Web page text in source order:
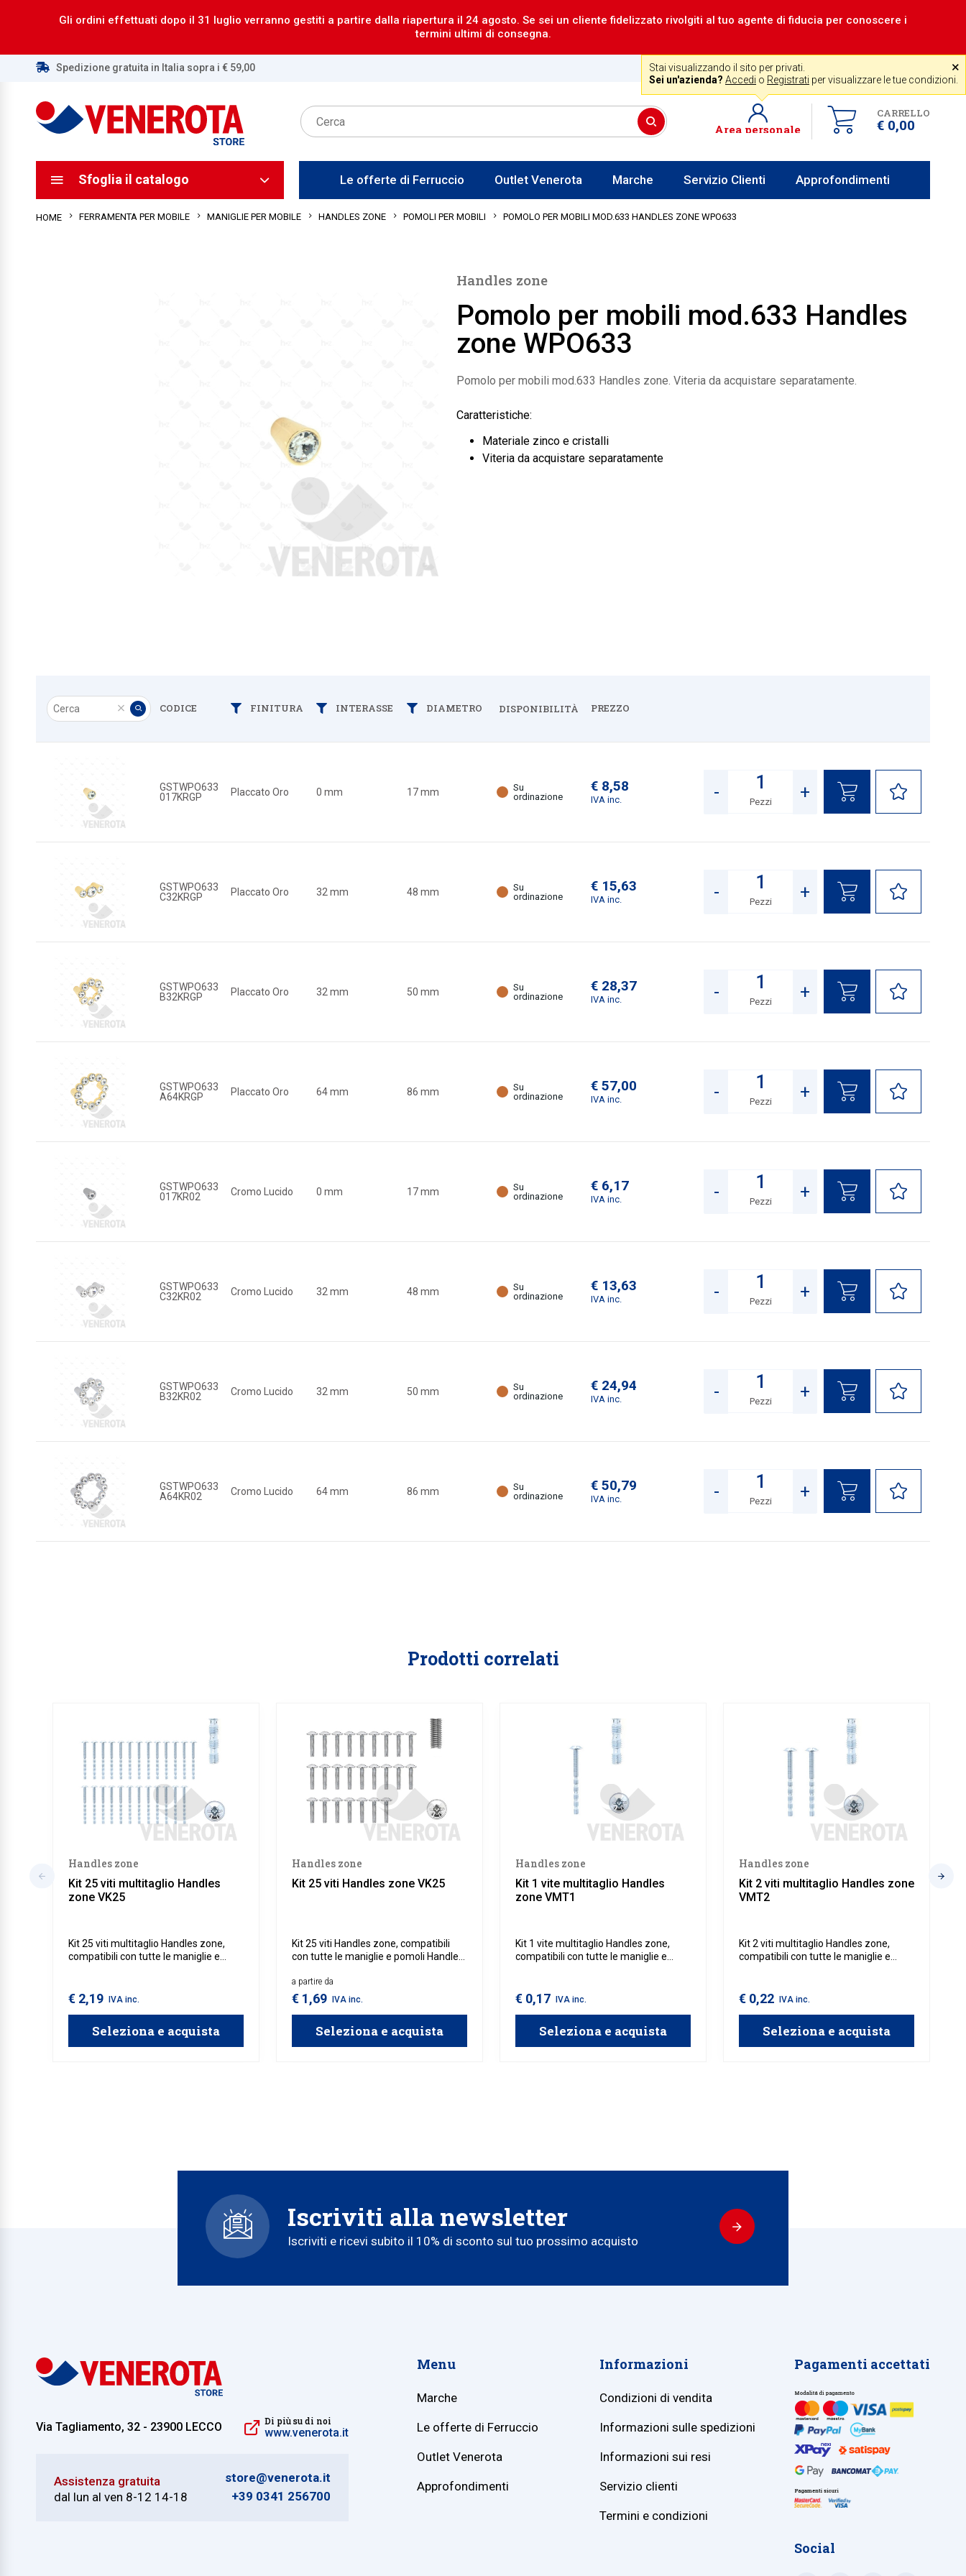
Gli ordini effettuati dopo il 31 luglio verranno gestiti a partire dalla riapertura il 24 agosto. Se sei un cliente fidelizzato rivolgiti al tuo agente di fiducia per conoscere i
termini ultimi di consegna.
Spedizione gratuita in Italia sopra i € 59,00 Assistenza gratuita
dal lun al ven 8-12 14-18 +39 0341 256700 ˟
Stai visualizzando il sito per privati.
Sei un'azienda? Accedi o Registrati per visualizzare le tue condizioni.
CARRELLO
€ 0,00
Area personale
Sfoglia il catalogo Le offerte di Ferruccio Outlet Venerota Marche Servizio Clienti Approfondimenti
HOME FERRAMENTA PER MOBILE MANIGLIE PER MOBILE HANDLES ZONE POMOLI PER MOBILI POMOLO PER MOBILI MOD.633 HANDLES ZONE WPO633
Handles zone
Pomolo per mobili mod.633 Handles
zone WPO633
Pomolo per mobili mod.633 Handles zone. Viteria da acquistare separatamente.
Caratteristiche:
Materiale zinco e cristalli
Viteria da acquistare separatamente
Applica
Pulisci CODICE Filtra
FINITURA Filtra
INTERASSE Filtra
DIAMETRO Espandi
DISPONIBILITÀ PREZZO
GSTWPO633
017KRGP
Placcato Oro 0 mm 17 mm
Su
ordinazione
€ 8,58
IVA inc. - +
Pezzi
GSTWPO633
C32KRGP
Placcato Oro 32 mm 48 mm
Su
ordinazione
€ 15,63
IVA inc. - +
Pezzi
GSTWPO633
B32KRGP
Placcato Oro 32 mm 50 mm
Su
ordinazione
€ 28,37
IVA inc. - +
Pezzi
GSTWPO633
A64KRGP
Placcato Oro 64 mm 86 mm
Su
ordinazione
€ 57,00
IVA inc. - +
Pezzi
GSTWPO633
017KR02
Cromo Lucido 0 mm 17 mm
Su
ordinazione
€ 6,17
IVA inc. - +
Pezzi
GSTWPO633
C32KR02
Cromo Lucido 32 mm 48 mm
Su
ordinazione
€ 13,63
IVA inc. - +
Pezzi
GSTWPO633
B32KR02
Cromo Lucido 32 mm 50 mm
Su
ordinazione
€ 24,94
IVA inc. - +
Pezzi
GSTWPO633
A64KR02
Cromo Lucido 64 mm 86 mm
Su
ordinazione
€ 50,79
IVA inc. - +
Pezzi
Prodotti correlati
Handles zone
Kit 25 viti multitaglio Handles
zone VK25
Kit 25 viti multitaglio Handles zone,
compatibili con tutte le maniglie e
€ 2,19 IVA inc.
Seleziona e acquista
Handles zone
Kit 25 viti Handles zone VK25
Kit 25 viti Handles zone, compatibili
con tutte le maniglie e pomoli Handles
a partire da
€ 1,69 IVA inc.
Seleziona e acquista
Handles zone
Kit 1 vite multitaglio Handles
zone VMT1
Kit 1 vite multitaglio Handles zone,
compatibili con tutte le maniglie e
€ 0,17 IVA inc.
Seleziona e acquista
Handles zone
Kit 2 viti multitaglio Handles zone
VMT2
Kit 2 viti multitaglio Handles zone,
compatibili con tutte le maniglie e
€ 0,22 IVA inc.
Seleziona e acquista
Iscriviti alla newsletter
Iscriviti e ricevi subito il 10% di sconto sul tuo prossimo acquisto
Via Tagliamento, 32 - 23900 LECCO Di più su di noi
www.venerota.it
Assistenza gratuita
dal lun al ven 8-12 14-18
store@venerota.it
+39 0341 256700
Menu
Marche
Le offerte di Ferruccio
Outlet Venerota
Approfondimenti
Informazioni
Condizioni di vendita
Informazioni sulle spedizioni
Informazioni sui resi
Servizio clienti
Termini e condizioni
Pagamenti accettati
Social